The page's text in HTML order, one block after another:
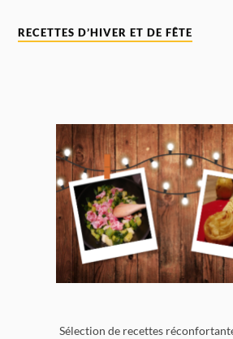
RECETTES D’HIVER ET DE FÊTE
Sélection de recettes